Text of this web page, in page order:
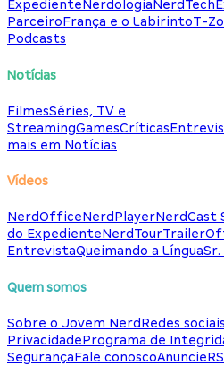
ExpedienteNerdologiaNerdTech
ParceiroFrança e o LabirintoT-
Podcasts
Notícias
FilmesSéries, TV e
StreamingGamesCríticas
mais em Notícias
Vídeos
NerdOfficeNerdPlayerNerdCast
do ExpedienteNerdTour
EntrevistaQueimando a LínguaSr.
Quem somos
Sobre o Jovem NerdRedes sociais
PrivacidadePrograma de
SegurançaFale conoscoAnuncie